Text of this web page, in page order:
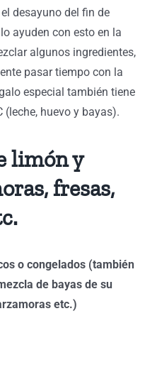
desayuno del fin de
ayuden con esto en la
algunos ingredientes,
pasar tiempo con la
especial también tiene
(leche, huevo y bayas).
limón y
fresas,
o congelados (también
de bayas de su
etc.)